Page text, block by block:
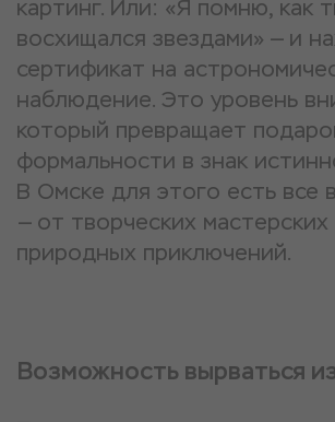
картинг. Или: «Я помню, как
восхищался звездами» — и
сертификат на
наблюдение. Это уровень
который превращает
формальности в знак
В Омске для этого есть все
— от творческих
природных приключений.
Возможность вырваться